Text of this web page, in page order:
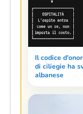
Il codice
di ciliegie ha
albanese